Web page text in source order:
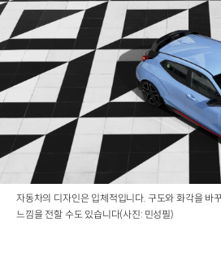
자동차의 디자인은 입체적입니다. 구도와 화각을 바
느낌을 전할 수도 있습니다(사진: 민성필)